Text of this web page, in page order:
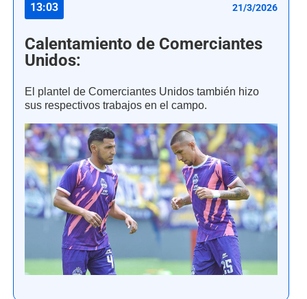
13:03 21/3/2026
Calentamiento de Comerciantes
Unidos:
El plantel de Comerciantes Unidos también hizo
sus respectivos trabajos en el campo.